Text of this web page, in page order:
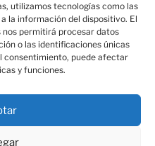
utilizamos tecnologías como las
la información del dispositivo. El
permitirá procesar datos
o las identificaciones únicas
consentimiento, puede afectar
y funciones.